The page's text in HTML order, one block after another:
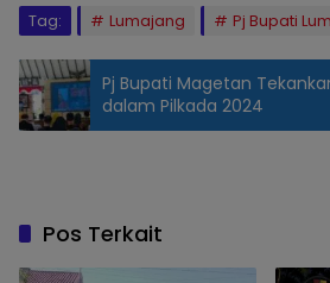
Tag: Lumajang Pj Bupati
Wahyuni
Pj Bupati Magetan
dalam Pilkada 2024
Pos Terkait